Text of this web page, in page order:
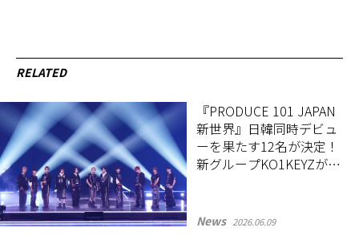
RELATED
『PRODUCE 101 JAPAN
新世界』日韓同時デビュ
ーを果たす12名が決定！
新グループKO1KEYZが誕
News 2026.06.09